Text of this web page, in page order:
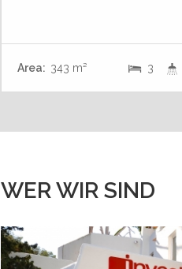
Area: 343 m² 3
WER WIR SIND